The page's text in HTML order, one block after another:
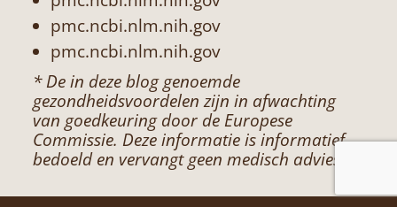
pmc.ncbi.nlm.nih.gov
pmc.ncbi.nlm.nih.gov
* De in deze blog genoemde
gezondheidsvoordelen zijn in afwachting
van goedkeuring door de Europese
Commissie. Deze informatie is informatief
bedoeld en vervangt geen medisch advies.